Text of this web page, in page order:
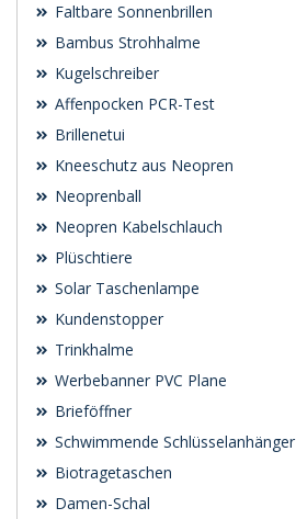
Faltbare Sonnenbrillen
Bambus Strohhalme
Kugelschreiber
Affenpocken PCR-Test
Brillenetui
Kneeschutz aus Neopren
Neoprenball
Neopren Kabelschlauch
Plüschtiere
Solar Taschenlampe
Kundenstopper
Trinkhalme
Werbebanner PVC Plane
Brieföffner
Schwimmende Schlüsselanhänger
Biotragetaschen
Damen-Schal